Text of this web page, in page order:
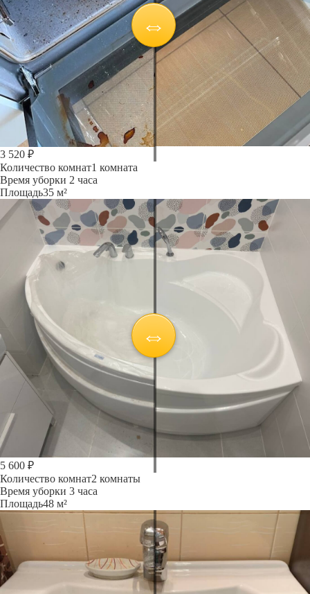
3 520 ₽
Количество комнат1 комната
Время уборки 2 часа
Площадь35 м²
5 600 ₽
Количество комнат2 комнаты
Время уборки 3 часа
Площадь48 м²